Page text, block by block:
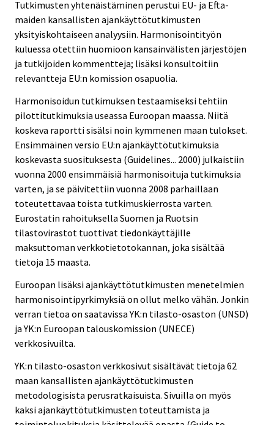
Tutkimusten yhtenäistäminen perustui EU- ja Efta-
maiden kansallisten ajankäyttötutkimusten
yksityiskohtaiseen analyysiin. Harmonisointityön
kuluessa otettiin huomioon kansainvälisten järjestöjen
ja tutkijoiden kommentteja; lisäksi konsultoitiin
relevantteja EU:n komission osapuolia.
Harmonisoidun tutkimuksen testaamiseksi tehtiin
pilottitutkimuksia useassa Euroopan maassa. Niitä
koskeva raportti sisälsi noin kymmenen maan tulokset.
Ensimmäinen versio EU:n ajankäyttötutkimuksia
koskevasta suosituksesta (Guidelines... 2000) julkaistiin
vuonna 2000 ensimmäisiä harmonisoituja tutkimuksia
varten, ja se päivitettiin vuonna 2008 parhaillaan
toteutettavaa toista tutkimuskierrosta varten.
Eurostatin rahoituksella Suomen ja Ruotsin
tilastovirastot tuottivat tiedonkäyttäjille
maksuttoman verkkotietotokannan, joka sisältää
tietoja 15 maasta.
Euroopan lisäksi ajankäyttötutkimusten menetelmien
harmonisointipyrkimyksiä on ollut melko vähän. Jonkin
verran tietoa on saatavissa YK:n tilasto-osaston (UNSD)
ja YK:n Euroopan talouskomission (UNECE)
verkkosivuilta.
YK:n tilasto-osaston verkkosivut sisältävät tietoja 62
maan kansallisten ajankäyttötutkimusten
metodologisista perusratkaisuista. Sivuilla on myös
kaksi ajankäyttötutkimusten toteuttamista ja